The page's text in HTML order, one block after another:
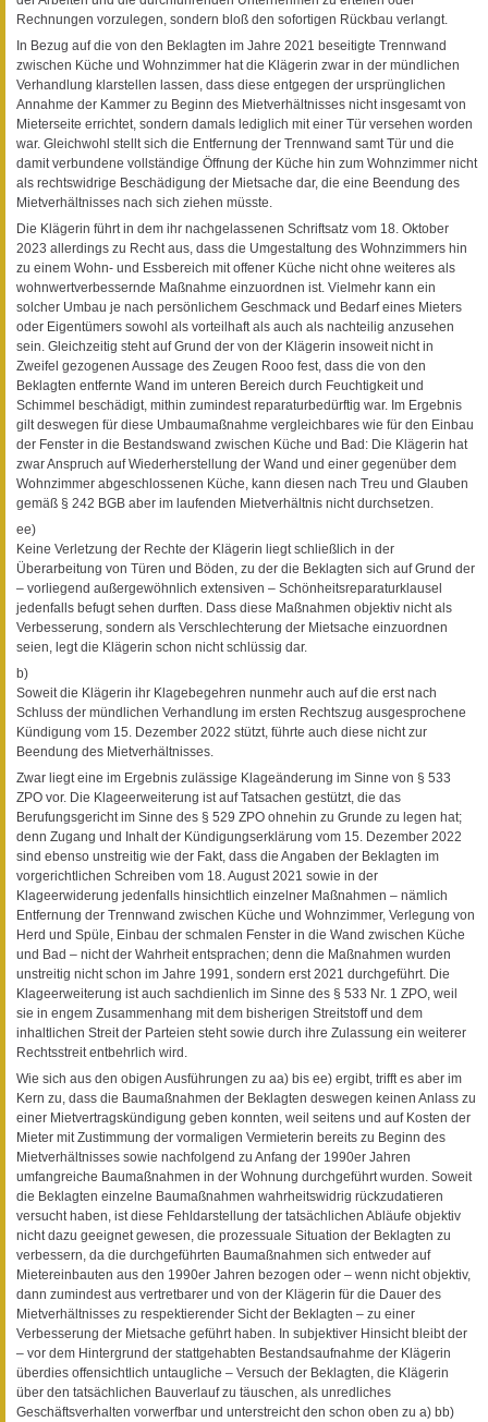
Rechnungen vorzulegen, sondern bloß den sofortigen Rückbau verlangt.
In Bezug auf die von den Beklagten im Jahre 2021 beseitigte Trennwand
zwischen Küche und Wohnzimmer hat die Klägerin zwar in der mündlichen
Verhandlung klarstellen lassen, dass diese entgegen der ursprünglichen
Annahme der Kammer zu Beginn des Mietverhältnisses nicht insgesamt von
Mieterseite errichtet, sondern damals lediglich mit einer Tür versehen worden
war. Gleichwohl stellt sich die Entfernung der Trennwand samt Tür und die
damit verbundene vollständige Öffnung der Küche hin zum Wohnzimmer nicht
als rechtswidrige Beschädigung der Mietsache dar, die eine Beendung des
Mietverhältnisses nach sich ziehen müsste.
Die Klägerin führt in dem ihr nachgelassenen Schriftsatz vom 18. Oktober
2023 allerdings zu Recht aus, dass die Umgestaltung des Wohnzimmers hin
zu einem Wohn- und Essbereich mit offener Küche nicht ohne weiteres als
wohnwertverbessernde Maßnahme einzuordnen ist. Vielmehr kann ein
solcher Umbau je nach persönlichem Geschmack und Bedarf eines Mieters
oder Eigentümers sowohl als vorteilhaft als auch als nachteilig anzusehen
sein. Gleichzeitig steht auf Grund der von der Klägerin insoweit nicht in
Zweifel gezogenen Aussage des Zeugen Rooo fest, dass die von den
Beklagten entfernte Wand im unteren Bereich durch Feuchtigkeit und
Schimmel beschädigt, mithin zumindest reparaturbedürftig war. Im Ergebnis
gilt deswegen für diese Umbaumaßnahme vergleichbares wie für den Einbau
der Fenster in die Bestandswand zwischen Küche und Bad: Die Klägerin hat
zwar Anspruch auf Wiederherstellung der Wand und einer gegenüber dem
Wohnzimmer abgeschlossenen Küche, kann diesen nach Treu und Glauben
gemäß § 242 BGB aber im laufenden Mietverhältnis nicht durchsetzen.
ee)
Keine Verletzung der Rechte der Klägerin liegt schließlich in der
Überarbeitung von Türen und Böden, zu der die Beklagten sich auf Grund der
– vorliegend außergewöhnlich extensiven – Schönheitsreparaturklausel
jedenfalls befugt sehen durften. Dass diese Maßnahmen objektiv nicht als
Verbesserung, sondern als Verschlechterung der Mietsache einzuordnen
seien, legt die Klägerin schon nicht schlüssig dar.
b)
Soweit die Klägerin ihr Klagebegehren nunmehr auch auf die erst nach
Schluss der mündlichen Verhandlung im ersten Rechtszug ausgesprochene
Kündigung vom 15. Dezember 2022 stützt, führte auch diese nicht zur
Beendung des Mietverhältnisses.
Zwar liegt eine im Ergebnis zulässige Klageänderung im Sinne von § 533
ZPO vor. Die Klageerweiterung ist auf Tatsachen gestützt, die das
Berufungsgericht im Sinne des § 529 ZPO ohnehin zu Grunde zu legen hat;
denn Zugang und Inhalt der Kündigungserklärung vom 15. Dezember 2022
sind ebenso unstreitig wie der Fakt, dass die Angaben der Beklagten im
vorgerichtlichen Schreiben vom 18. August 2021 sowie in der
Klageerwiderung jedenfalls hinsichtlich einzelner Maßnahmen – nämlich
Entfernung der Trennwand zwischen Küche und Wohnzimmer, Verlegung von
Herd und Spüle, Einbau der schmalen Fenster in die Wand zwischen Küche
und Bad – nicht der Wahrheit entsprachen; denn die Maßnahmen wurden
unstreitig nicht schon im Jahre 1991, sondern erst 2021 durchgeführt. Die
Klageerweiterung ist auch sachdienlich im Sinne des § 533 Nr. 1 ZPO, weil
sie in engem Zusammenhang mit dem bisherigen Streitstoff und dem
inhaltlichen Streit der Parteien steht sowie durch ihre Zulassung ein weiterer
Rechtsstreit entbehrlich wird.
Wie sich aus den obigen Ausführungen zu aa) bis ee) ergibt, trifft es aber im
Kern zu, dass die Baumaßnahmen der Beklagten deswegen keinen Anlass zu
einer Mietvertragskündigung geben konnten, weil seitens und auf Kosten der
Mieter mit Zustimmung der vormaligen Vermieterin bereits zu Beginn des
Mietverhältnisses sowie nachfolgend zu Anfang der 1990er Jahren
umfangreiche Baumaßnahmen in der Wohnung durchgeführt wurden. Soweit
die Beklagten einzelne Baumaßnahmen wahrheitswidrig rückzudatieren
versucht haben, ist diese Fehldarstellung der tatsächlichen Abläufe objektiv
nicht dazu geeignet gewesen, die prozessuale Situation der Beklagten zu
verbessern, da die durchgeführten Baumaßnahmen sich entweder auf
Mietereinbauten aus den 1990er Jahren bezogen oder – wenn nicht objektiv,
dann zumindest aus vertretbarer und von der Klägerin für die Dauer des
Mietverhältnisses zu respektierender Sicht der Beklagten – zu einer
Verbesserung der Mietsache geführt haben. In subjektiver Hinsicht bleibt der
– vor dem Hintergrund der stattgehabten Bestandsaufnahme der Klägerin
überdies offensichtlich untaugliche – Versuch der Beklagten, die Klägerin
über den tatsächlichen Bauverlauf zu täuschen, als unredliches
Geschäftsverhalten vorwerfbar und unterstreicht den schon oben zu a) bb)